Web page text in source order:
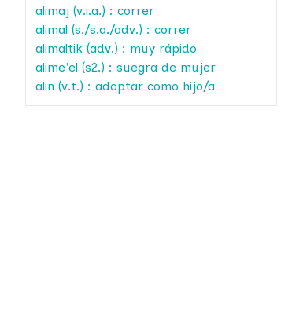
alimaj (v.i.a.) : correr
alimal (s./s.a./adv.) : correr
alimaltik (adv.) : muy rápido
alime'el (s2.) : suegra de mujer
alin (v.t.) : adoptar como hijo/a